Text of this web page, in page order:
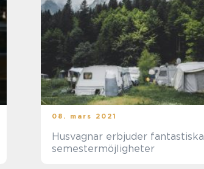
08. mars 2021
Husvagnar erbjuder fantastiska
semestermöjligheter